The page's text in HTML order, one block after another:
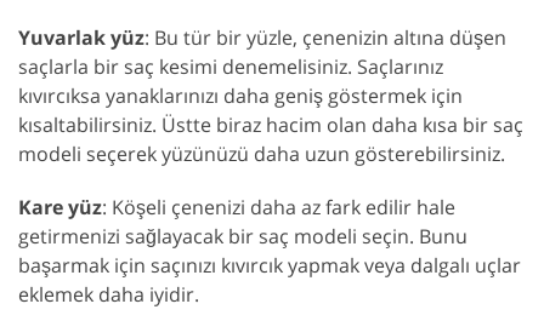
Yuvarlak yüz: Bu tür bir yüzle, çenenizin altına düşen
saçlarla bir saç kesimi denemelisiniz. Saçlarınız
kıvırcıksa yanaklarınızı daha geniş göstermek için
kısaltabilirsiniz. Üstte biraz hacim olan daha kısa bir saç
modeli seçerek yüzünüzü daha uzun gösterebilirsiniz.
Kare yüz: Köşeli çenenizi daha az fark edilir hale
getirmenizi sağlayacak bir saç modeli seçin. Bunu
başarmak için saçınızı kıvırcık yapmak veya dalgalı uçlar
eklemek daha iyidir.